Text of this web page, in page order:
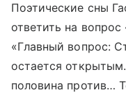
Поэтические сны
ответить на
«Главный вопрос:
остается
половина против…